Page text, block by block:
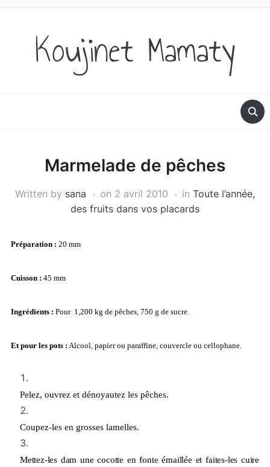
Koujinet Mamaty
Marmelade de pêches
Written by sana on 2 avril 2010 in Toute l’année,
des fruits dans vos placards
Préparation : 20 mm
Cuisson : 45 mm
Ingrédients : Pour 1,200 kg de pêches, 750 g de sucre.
Et pour les pots : Alcool, papier ou paraffine, couvercle ou cellophane.
Pelez, ouvrez et dénoyautez les pêches.
Coupez-les en grosses lamelles.
Mettez-les dam une cocotte en fonte émaillée et faites-les cuire